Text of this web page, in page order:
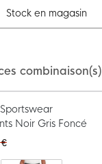
Stock en magasin
combinaison(s)
Noir Gris Foncé